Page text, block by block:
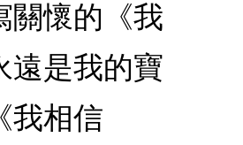
關懷的《我
是我的寶
我相信